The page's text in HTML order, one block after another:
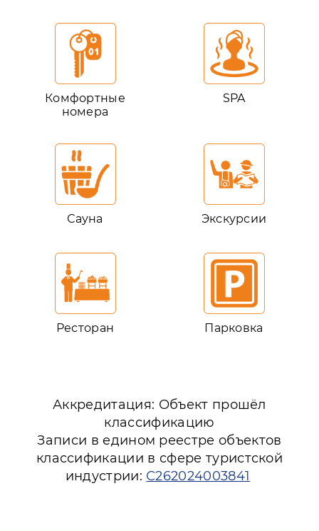
Комфортные
номера
SPA
Сауна Экскурсии
Ресторан Парковка
Аккредитация: Объект прошёл
классификацию
Записи в едином реестре объектов
классификации в сфере туристской
индустрии: С262024003841